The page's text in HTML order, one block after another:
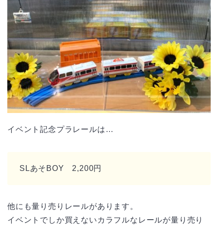
イベント記念プラレールは…
SLあそBOY 2,200円
他にも量り売りレールがあります。
イベントでしか買えないカラフルなレールが量り売り